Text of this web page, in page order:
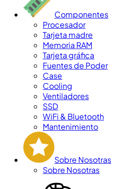
Componentes
Procesador
Tarjeta madre
Memoria RAM
Tarjeta gráfica
Fuentes de Poder
Case
Cooling
Ventiladores
SSD
WiFi & Bluetooth
Mantenimiento
Sobre Nosotras
Sobre Nosotras